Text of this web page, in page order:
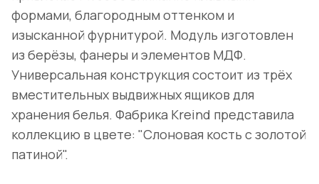
формами, благородным оттенком и
изысканной фурнитурой. Модуль изготовлен
из берёзы, фанеры и элементов МДФ.
Универсальная конструкция состоит из трёх
вместительных выдвижных ящиков для
хранения белья. Фабрика Kreind представила
коллекцию в цвете: "Слоновая кость с золотой
патиной".